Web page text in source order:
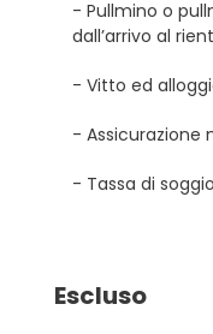
- Pullmino o
dall’arrivo al
- Vitto ed
- Assicurazione
- Tassa di
Escluso